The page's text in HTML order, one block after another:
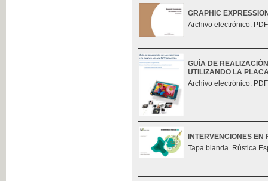
GRAPHIC
Archivo electrónico.
GUÍA DE
UTILIZANDO LA
Archivo electrónico.
INTERVENCIONES
Tapa blanda. Rústica